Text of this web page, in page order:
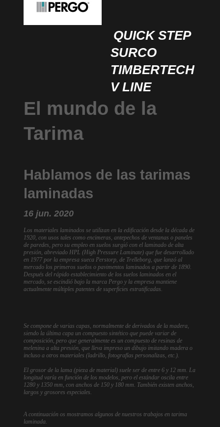
QUICK STEP
SURCO
TIMBERTECH
V LINE
El mundo de la
Tarima
Hablamos de las tarimas
laminadas
16 jun. 2020
Los materiales laminados se utilizan en la edificación desde la década de
1920, con usos tales como encimeras, antepechos de ventanas o paneles
de paredes, pero su empleo en suelos surgió con el laminado de alta
presión, abreviado HPL (High Pressure Laminate) que fue desarrollado
en 1977 por la empresa sueca Perstorp, de Trelleborg, que lanzó al
mercado los primeros suelos o pavimentos laminados a partir de 1890.
Después del rápido establecimiento de los suelos laminados en el
mercado, se escindió bajo la marca Pergo y la empresa mantiene
actualmente múltiples patentes de superficies estratificadas.
Se compone de varias capas, normalmente de derivados de la madera,
siendo la última capa un compuesto sintético que puede variar de
composición, pero que generalmente es un compuesto de resinas de
melenina a alta presión, que lleva impreso un dibujo imitando madera o
incluso a otros materiales (ladrillo, fotografías personalizas, etc.).
El grosor de la lama (pieza de material) suele ser de entre 6 y 12 mm. La
longitud varía en función de los modelos, pero el estándar oscila entre
1280 y 1350 mm, con anchos de 150 y 180 mm. También existen anchos,
largos y grosores especiales.
A continuación os mostramos algunos de nuestros trabajos en tarima
laminada.